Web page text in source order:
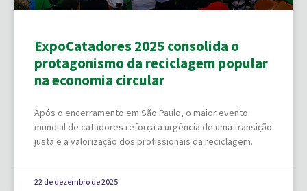
ExpoCatadores 2025 consolida o
protagonismo da reciclagem popular
na economia circular
Após o encerramento em São Paulo, o maior evento
mundial de catadores reforça a urgência de uma transição
justa e a valorização dos profissionais da reciclagem.
22 de dezembro de 2025